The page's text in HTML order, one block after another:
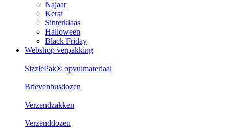
Najaar
Kerst
Sinterklaas
Halloween
Black Friday
Webshop verpakking
SizzlePak® opvulmateriaal
Brievenbusdozen
Verzendzakken
Verzenddozen